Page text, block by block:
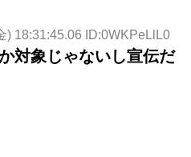
) 18:31:45.06 ID:0WKPeLlL0
対象じゃないし宣伝だ